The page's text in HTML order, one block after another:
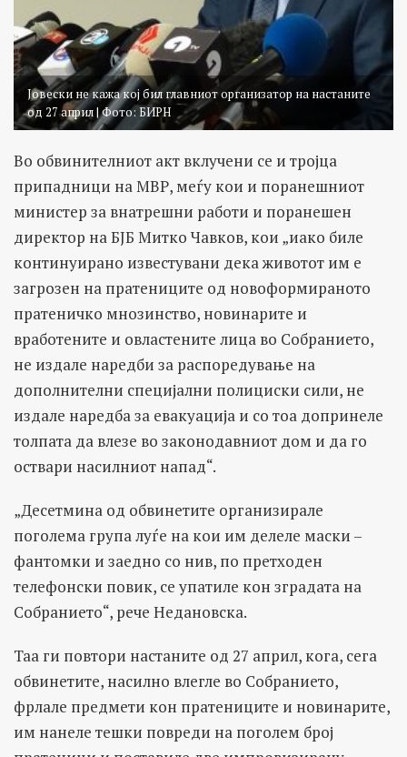
Јовески не кажа кој бил главниот организатор на настаните
од 27 април | Фото: БИРН
Во обвинителниот акт вклучени се и тројца
припадници на МВР, меѓу кои и поранешниот
министер за внатрешни работи и поранешен
директор на БЈБ Митко Чавков, кои „иако биле
континуирано известувани дека животот им е
загрозен на пратениците од новоформираното
пратеничко мнозинство, новинарите и
вработените и овластените лица во Собранието,
не издале наредби за распоредување на
дополнителни специјални полициски сили, не
издале наредба за евакуација и со тоа допринеле
толпата да влезе во законодавниот дом и да го
оствари насилниот напад“.
„Десетмина од обвинетите организирале
поголема група луѓе на кои им делеле маски –
фантомки и заедно со нив, по претходен
телефонски повик, се упатиле кон зградата на
Собранието“, рече Недановска.
Таа ги повтори настаните од 27 април, кога, сега
обвинетите, насилно влегле во Собранието,
фрлале предмети кон пратениците и новинарите,
им нанеле тешки повреди на поголем број